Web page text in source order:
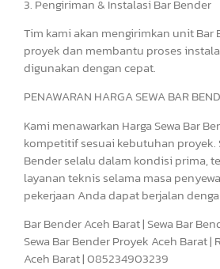
3. Pengiriman & Instalasi Bar Bender
Tim kami akan mengirimkan unit Bar
proyek dan membantu proses
digunakan dengan cepat.
PENAWARAN HARGA SEWA BAR
Kami menawarkan Harga Sewa Bar
kompetitif sesuai kebutuhan proyek.
Bender selalu dalam kondisi prima,
layanan teknis selama masa
pekerjaan Anda dapat berjalan
Bar Bender Aceh Barat | Sewa Bar
Sewa Bar Bender Proyek Aceh Barat |
Aceh Barat | 085234903239